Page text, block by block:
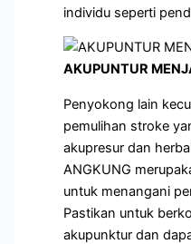
individu seperti
AKUPUNTUR
Penyokong lain
pemulihan stroke
akupresur dan
ANGKUNG
untuk menangani
Pastikan untuk
akupunktur dan